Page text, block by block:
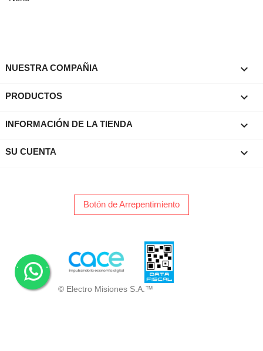
NUESTRA COMPAÑIA 
PRODUCTOS 
INFORMACIÓN DE LA TIENDA keyboard_arrow_down
SU CUENTA 
Botón de Arrepentimiento
© Electro Misiones S.A.™
. .